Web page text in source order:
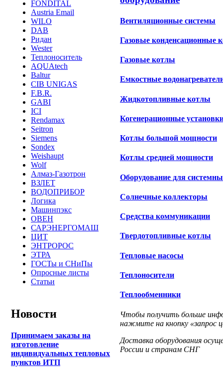
FONDITAL
Austria Email
WILO
DAB
Ридан
Wester
Теплоноситель
AQUAtech
Baltur
CIB UNIGAS
F.B.R.
GABI
ICI
Rendamax
Seitron
Siemens
Sondex
Weishaupt
Wolf
Алмаз-Газотрон
ВЗЛЕТ
ВОДОПРИБОР
Логика
Машинпэкс
ОВЕН
САРЭНЕРГОМАШ
ЦИТ
ЭНТРОРОС
ЭТРА
ГОСТы и СНиПы
Опросные листы
Статьи
Новости
Принимаем заказы на
изготовление
индивидуальных тепловых
пунктов ИТП
Вентиляционные системы
Газовые конденсационные
Газовые котлы
Емкостные
Жидкотопливные котлы
Когенерационные
Котлы большой мощности
Котлы средней мощности
Оборудование для
Солнечные коллекторы
Средства коммуникации
Твердотопливные котлы
Тепловые насосы
Теплоносители
Теплообменники
Чтобы получить больше
нажмите на кнопку «запрос
Доставка оборудования
России и странам СНГ